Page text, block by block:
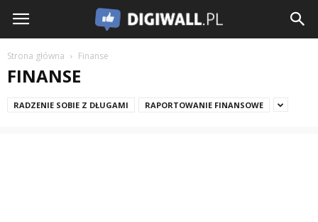
Strona główna Finanse
FINANSE
RADZENIE SOBIE Z DŁUGAMI RAPORTOWANIE FINANSOWE